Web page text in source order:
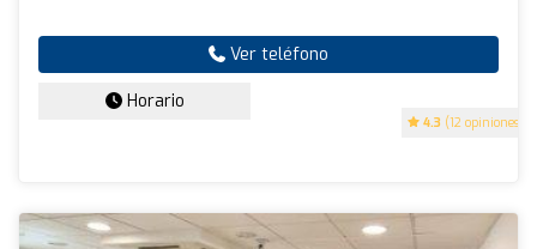
4.3 (12 opiniones)
Ver teléfono
Horario